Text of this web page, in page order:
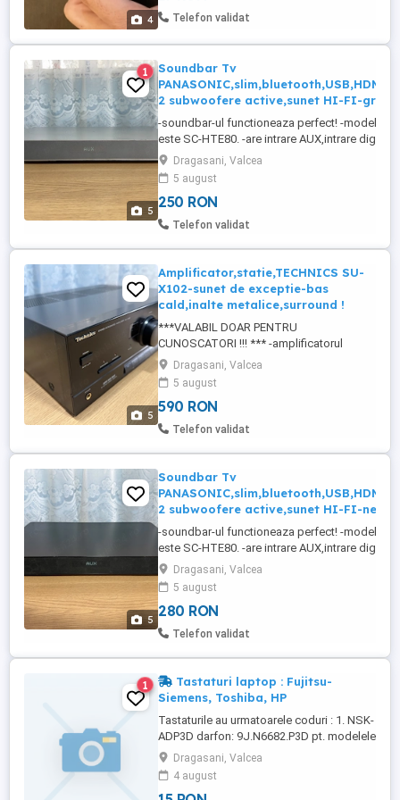
4 Telefon validat
5
1
Soundbar Tv
2 subwoofere active,sunet HI-FI-gri
-soundbar-ul functioneaza perfect! -modelul
este SC-HTE80. -are intrare AUX,intrare digitala
optica,HDMI(ARC). -are 2 subwoofere. -
ca de cristal,cu bass puternic si inalte bine
pot oferii pe whatsapp un video cu soundbar-
functiune. -este made in Malaysia,nu
Dragasani, Valcea
5 august
250 RON
Telefon validat
5
Amplificator,statie,TECHNICS SU-
X102-sunet de exceptie-bas
cald,inalte metalice,surround !
***VALABIL DOAR PENTRU
CUNOSCATORI !!! *** -amplificatorul
functioneaza perfect fara nici un fel de
repros! -modelul exact este SU-X102. -
clasa A. -nu se gaseste la vanzare pe
Romania. -are 230 wati. -merge pe boxe
de 8-16 ohmi. -mai are 2 iesiri pentru boxe
lautari ...
Dragasani, Valcea
5 august
590 RON
Telefon validat
5
Soundbar Tv
2 subwoofere active,sunet HI-FI-negru
-soundbar-ul functioneaza perfect! -modelul
este SC-HTE80. -are intrare AUX,intrare digitala
optica,HDMI(ARC). -are 2 subwoofere. -
ca de cristal,cu bass puternic si inalte bine
pot oferii pe whatsapp un video cu soundbar-
functiune. -este made in Malaysia,nu
Dragasani, Valcea
5 august
280 RON
Telefon validat
1
Tastaturi laptop : Fujitsu-
Siemens, Toshiba, HP
Tastaturile au urmatoarele coduri : 1. NSK-
ADP3D darfon: 9J.N6682.P3D pt. modelele
: Fujitsu-Siemens Amilo, F-S Amilo Pro, F-
S Esprimo MSI MegaBook 2.
KFRSBA114A ver:UK01 pt. modelele :
Dragasani, Valcea
4 august